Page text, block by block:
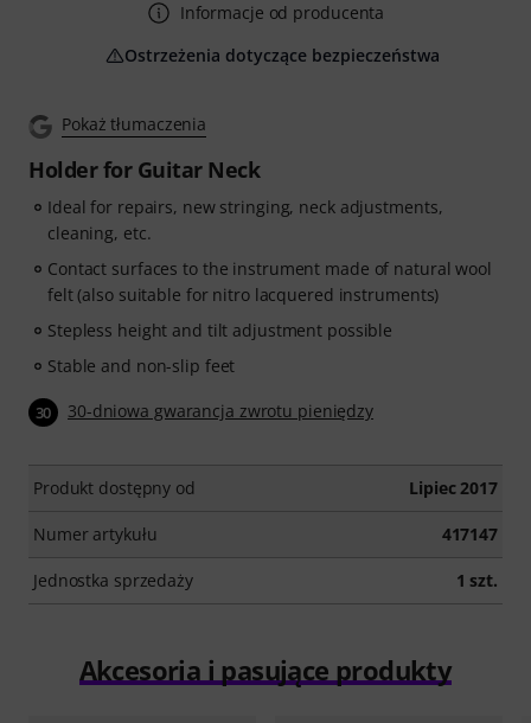
Pokaż tłumaczenia
Holder for Guitar Neck
Ideal for repairs, new stringing, neck adjustments,
cleaning, etc.
Contact surfaces to the instrument made of natural wool
felt (also suitable for nitro lacquered instruments)
Stepless height and tilt adjustment possible
Stable and non-slip feet
30 30-dniowa gwarancja zwrotu pieniędzy
Produkt dostępny od Lipiec 2017
Numer artykułu 417147
Jednostka sprzedaży 1 szt.
Informacje od producenta
Ostrzeżenia dotyczące bezpieczeństwa
Akcesoria i pasujące produkty